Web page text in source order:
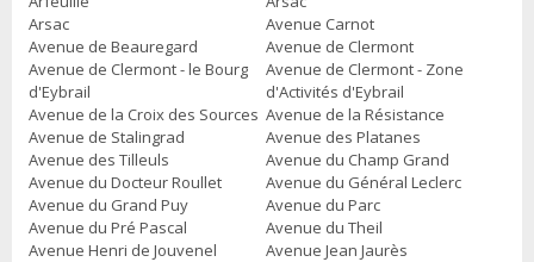
Arsac
Avenue Carnot
Avenue de Beauregard
Avenue de Clermont
Avenue de Clermont - le Bourg
d'Eybrail
Avenue de Clermont - Zone
d'Activités d'Eybrail
Avenue de la Croix des Sources Avenue de la Résistance
Avenue de Stalingrad
Avenue des Platanes
Avenue des Tilleuls
Avenue du Champ Grand
Avenue du Docteur Roullet
Avenue du Général Leclerc
Avenue du Grand Puy
Avenue du Parc
Avenue du Pré Pascal
Avenue du Theil
Avenue Henri de Jouvenel
Avenue Jean Jaurès